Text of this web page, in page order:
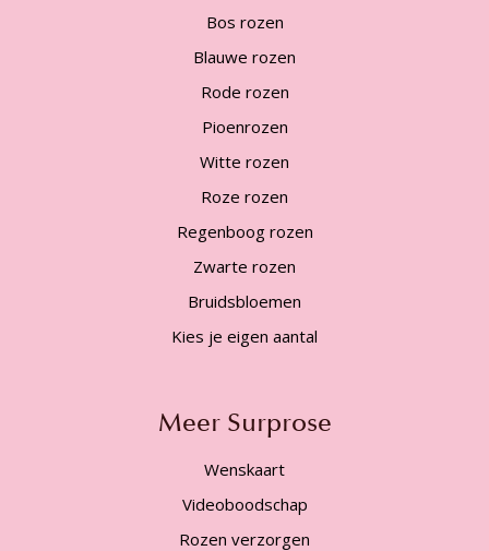
Bos rozen
Blauwe rozen
Rode rozen
Pioenrozen
Witte rozen
Roze rozen
Regenboog rozen
Zwarte rozen
Bruidsbloemen
Kies je eigen aantal
Meer Surprose
Wenskaart
Videoboodschap
Rozen verzorgen